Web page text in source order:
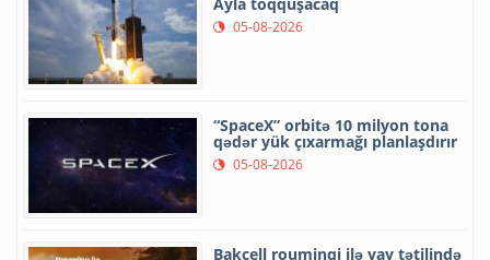
05-08-2026
“SpaceX” orbitə 10 milyon tona
qədər yük çıxarmağı planlaşdırır
05-08-2026
Bakcell rouminqi ilə yay tətilində